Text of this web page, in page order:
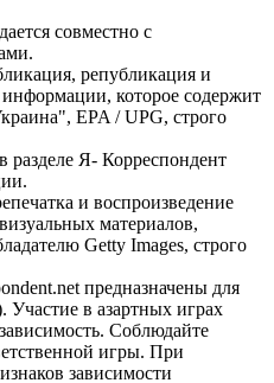
совместно с
републикация и
информации, которое содержит
EPA / UPG, строго
разделе Я- Корреспондент
и воспроизведение
материалов,
Getty Images, строго
предназначены для
Участие в азартных играх
Соблюдайте
игры. При
зависимости